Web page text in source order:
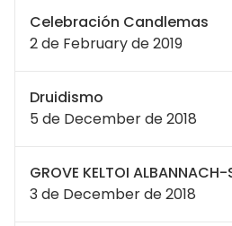
Celebración Candlemas
2 de February de 2019
Druidismo
5 de December de 2018
GROVE KELTOI ALBANNACH-
3 de December de 2018